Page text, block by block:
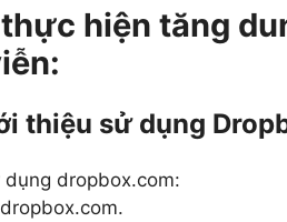
hiện tăng
thiệu sử dụng
dropbox.com: